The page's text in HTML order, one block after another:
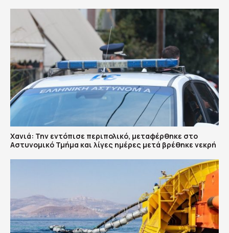
Χανιά: Την εντόπισε περιπολικό, μεταφέρθηκε στο
Αστυνομικό Τμήμα και λίγες ημέρες μετά βρέθηκε νεκρή